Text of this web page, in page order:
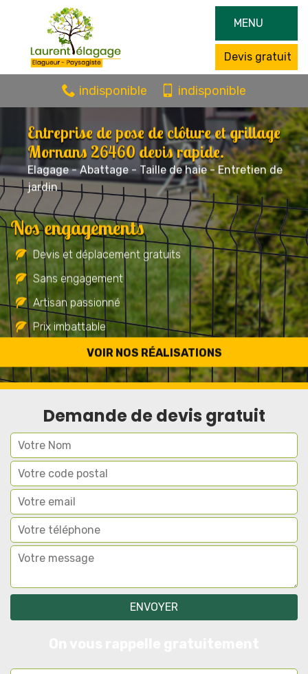
MENU
Devis gratuit
indisponible indisponible
Entreprise de pose de clôture et grillage
Mornans 26460 devis rapide.
Elagage - Abattage - Taille de haie - Entretien de
jardin
VOIR NOS RÉALISATIONS
Nos engagements
Devis et déplacement gratuits
Sans engagement
Artisan passionné
Prix imbattable
Travail de qualité
Demande de devis gratuit